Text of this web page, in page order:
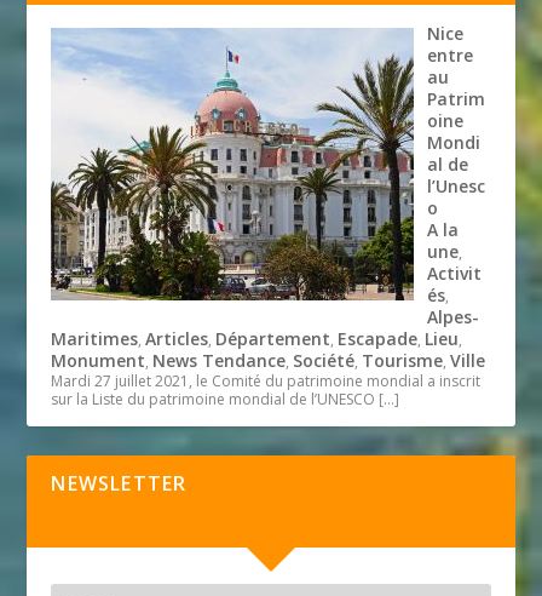
Nice
entre
au
Patrim
oine
Mondi
al de
l’Unesc
o
A la
une,
Activit
és,
Alpes-
Maritimes,Articles, Département, Escapade, Lieu,
Monument, News Tendance, Société, Tourisme,Ville
Mardi 27 juillet 2021, le Comité du patrimoine mondial a inscrit
sur la Liste du patrimoine mondial de l’UNESCO […]
NEWSLETTER